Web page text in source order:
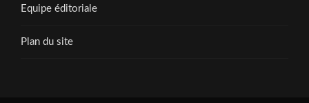
Equipe éditoriale
Plan du site